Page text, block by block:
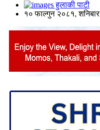
हुलाकी पाटी
१० फाल्गुन २०८१, शनिबार